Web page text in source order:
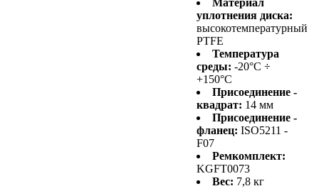
уплотнения диска:
высокотемпературный
PTFE
Температура
среды: -20°C ÷
+150°C
Присоединение -
квадрат: 14 мм
Присоединение -
фланец: ISO5211 -
F07
Ремкомплект:
KGFT0073
Вес: 7,8 кг